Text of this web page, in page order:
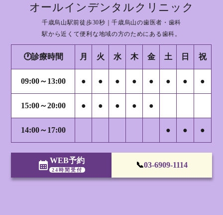
オールインデンタルクリニック
千歳烏山駅前徒歩30秒｜千歳烏山の歯医者・歯科
駅から近くて便利な地域の方のためにある歯科。
🕐診療時間 月 火 水 木 金 土 日 祝
09:00～13:00 ● ● ● ● ● ● ● ●
15:00～20:00 ● ● ● ● ●
14:00～17:00 ● ● ●
calendar_month WEB予約
24時間受付
📞03-6909-1114